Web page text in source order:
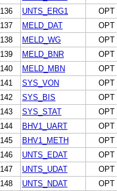
136 UNTS_ERG1 OPT
137 MELD_DAT OPT
138 MELD_WG OPT
139 MELD_BNR OPT
140 MELD_MBN OPT
141 SYS_VON OPT
142 SYS_BIS OPT
143 SYS_STAT OPT
144 BHV1_UART OPT
145 BHV1_METH OPT
146 UNTS_EDAT OPT
147 UNTS_UDAT OPT
148 UNTS_NDAT OPT